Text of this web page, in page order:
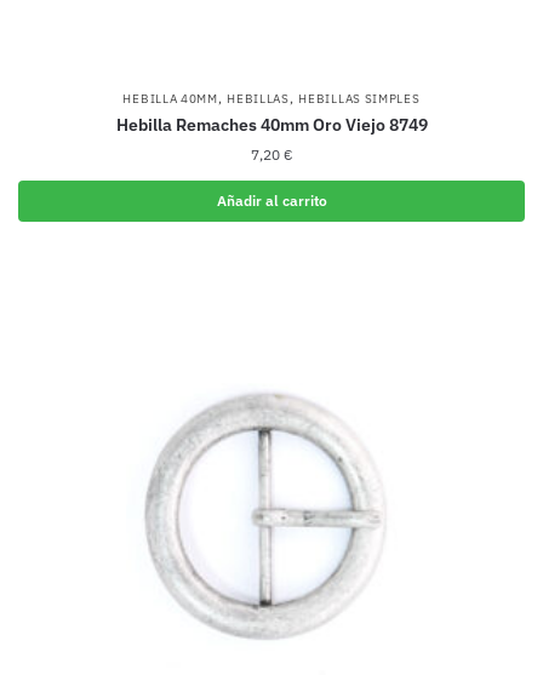
HEBILLA 40MM, HEBILLAS, HEBILLAS SIMPLES
Hebilla Remaches 40mm Oro Viejo 8749
7,20 €
Añadir al carrito